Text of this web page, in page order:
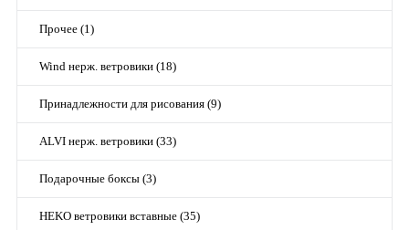
Прочее (1)
Wind нерж. ветровики (18)
Принадлежности для рисования (9)
ALVI нерж. ветровики (33)
Подарочные боксы (3)
HEKO ветровики вставные (35)